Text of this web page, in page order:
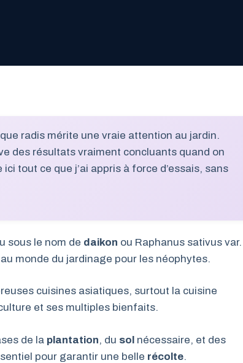
radis mérite une vraie attention au jardin.
des résultats vraiment concluants quand on
tout ce que j’ai appris à force d’essais, sans
sous le nom de daikon ou Raphanus sativus var.
monde du jardinage pour les néophytes.
cuisines asiatiques, surtout la cuisine
et ses multiples bienfaits.
de la plantation, du sol nécessaire, et des
pour garantir une belle récolte.